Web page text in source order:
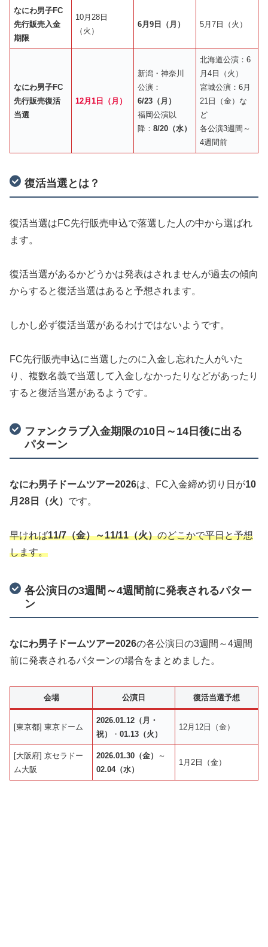
なにわ男子FC
先行販売入金
期限
10月28日
（火）
6月9日（月） 5月7日（火）
なにわ男子FC
先行販売復活
当選
12月1日（月）
新潟・神奈川
公演：
6/23（月）
福岡公演以
降：8/20（水）
北海道公演：6
月4日（火）
宮城公演：6月
21日（金）な
ど
各公演3週間～
4週間前
復活当選とは？
復活当選はFC先行販売申込で落選した人の中から選ばれ
ます。
復活当選があるかどうかは発表はされませんが過去の傾向
からすると復活当選はあると予想されます。
しかし必ず復活当選があるわけではないようです。
FC先行販売申込に当選したのに入金し忘れた人がいた
り、複数名義で当選して入金しなかったりなどがあったり
すると復活当選があるようです。
ファンクラブ入金期限の10日～14日後に出る
パターン
なにわ男子ドームツアー2026は、FC入金締め切り日が10
月28日（火） です。
早ければ11/7（金）～11/11（火）のどこかで平日と予想
します。
各公演日の3週間～4週間前に発表されるパター
ン
なにわ男子ドームツアー2026の各公演日の3週間～4週間
前に発表されるパターンの場合をまとめました。
会場 公演日 復活当選予想
[東京都] 東京ドーム
2026.01.12（月・
祝）
・01.13（火）
12月12日（金）
[大阪府] 京セラドー
ム大阪
2026.01.30（金）
～
02.04（水）
1月2日（金）